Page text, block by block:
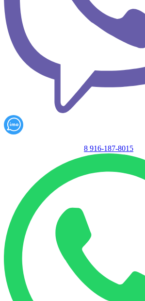
8 916-187-8015